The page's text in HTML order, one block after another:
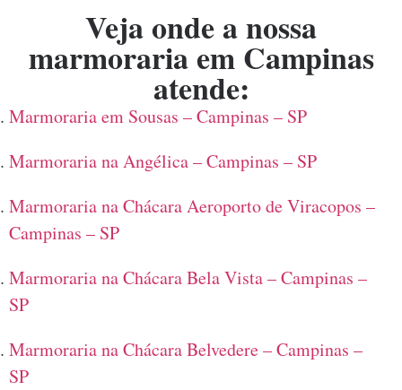
Veja onde a nossa
marmoraria em Campinas
atende:
Marmoraria em Sousas – Campinas – SP
Marmoraria na Angélica – Campinas – SP
Marmoraria na Chácara Aeroporto de Viracopos –
Campinas – SP
Marmoraria na Chácara Bela Vista – Campinas –
SP
Marmoraria na Chácara Belvedere – Campinas –
SP